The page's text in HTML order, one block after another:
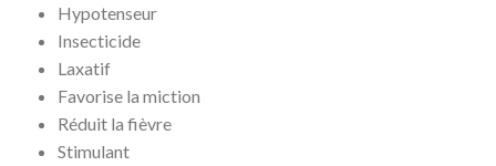
Hypotenseur
Insecticide
Laxatif
Favorise la miction
Réduit la fièvre
Stimulant